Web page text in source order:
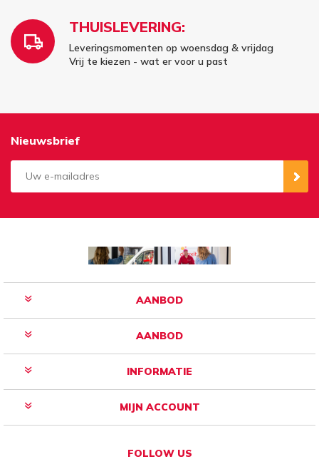
THUISLEVERING:
Leveringsmomenten op woensdag & vrijdag
Vrij te kiezen - wat er voor u past
Nieuwsbrief
AANBOD
AANBOD
INFORMATIE
MIJN ACCOUNT
FOLLOW US